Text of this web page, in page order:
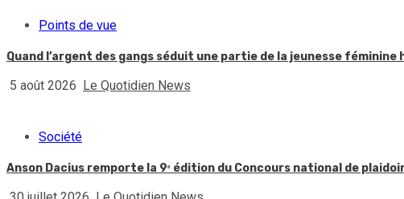
Points de vue
Quand l’argent des gangs séduit une partie de la jeunesse féminine
5 août 2026 Le Quotidien News
Société
Anson Dacius remporte la 9ᵉ édition du Concours national de